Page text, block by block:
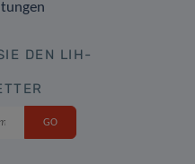
DEN LIH-